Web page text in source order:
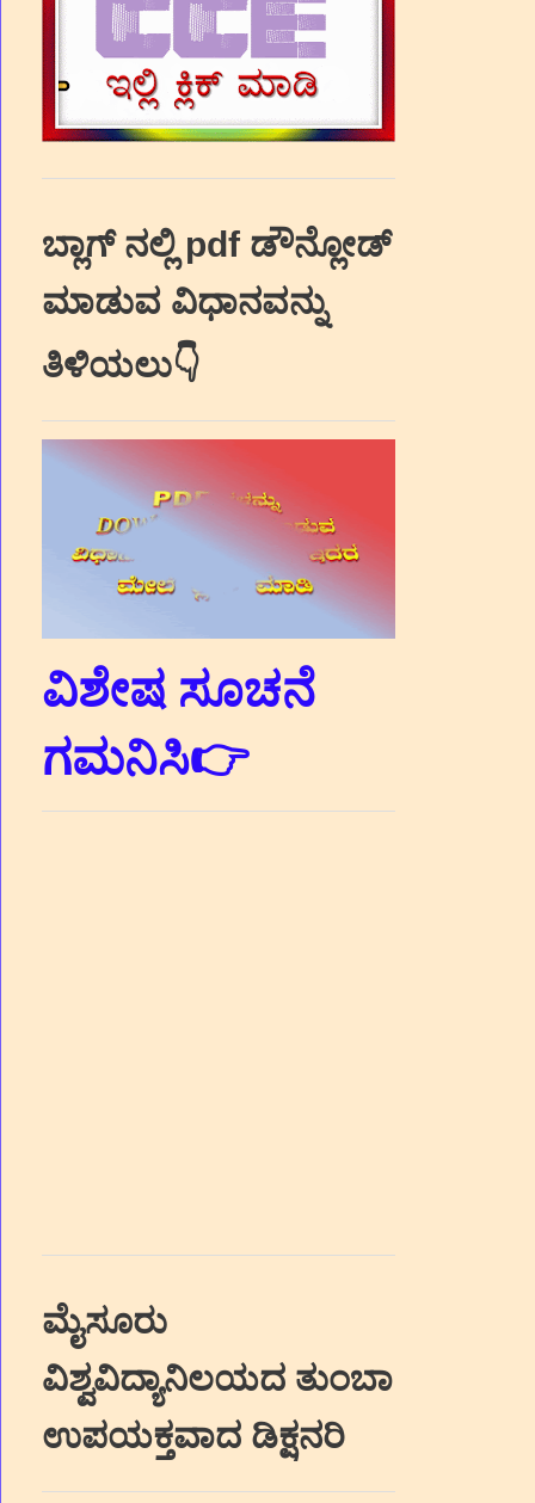
ಬ್ಲಾಗ್‌ ನಲ್ಲಿ pdf ಡೌನ್ಲೋಡ್‌
ಮಾಡುವ ವಿಧಾನವನ್ನು
ತಿಳಿಯಲು👇
ವಿಶೇಷ ಸೂಚನೆ
ಗಮನಿಸಿ👉
ಮೈಸೂರು
ವಿಶ್ವವಿದ್ಯಾನಿಲಯದ ತುಂಬಾ
ಉಪಯಕ್ತವಾದ ಡಿಕ್ಷನರಿ